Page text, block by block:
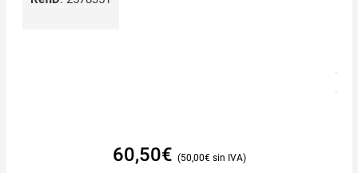
60,50€ 50,00€